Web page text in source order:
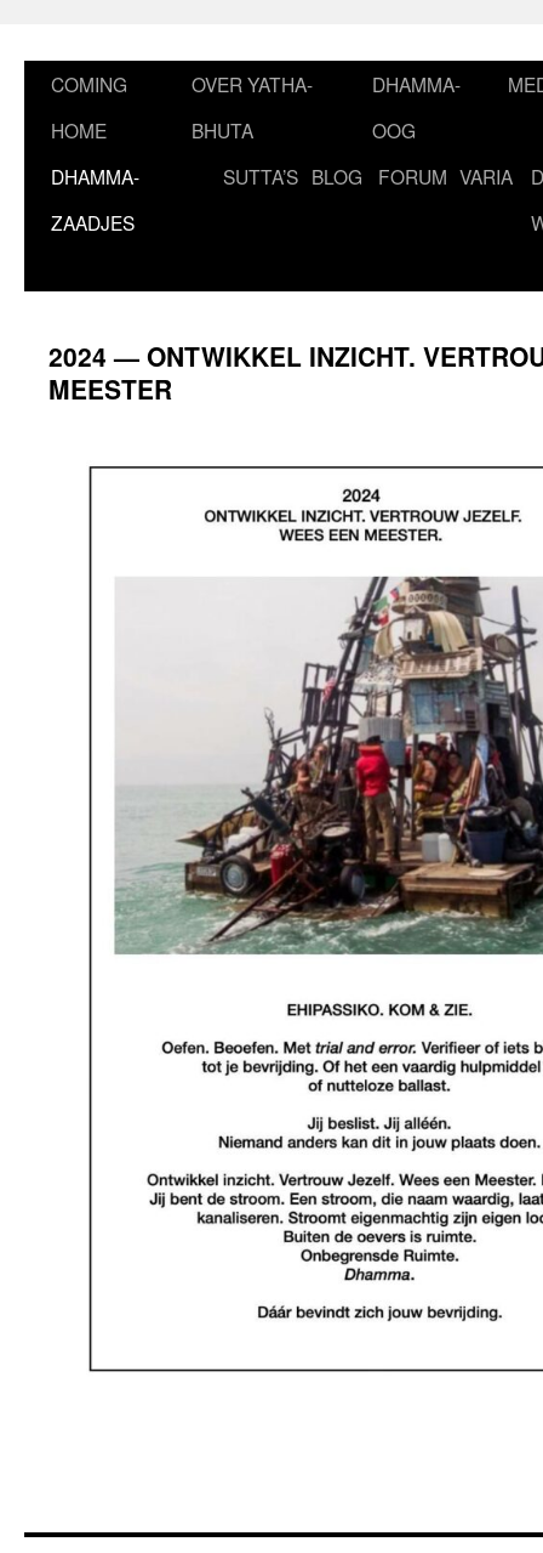
COMING
HOME
OVER YATHA-
BHUTA
DHAMMA-
OOG
DHAMMA-
ZAADJES
SUTTA’S BLOG FORUM VARIA
2024 — ONTWIKKEL INZICHT.
MEESTER